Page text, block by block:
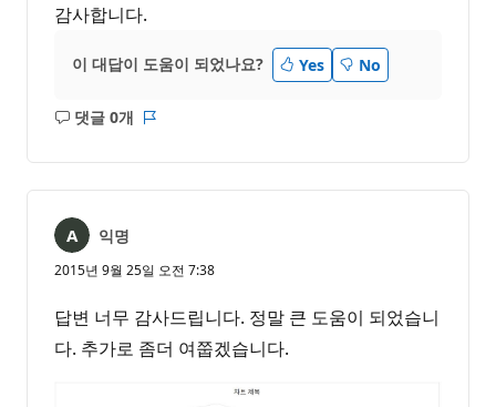
감사합니다.
이 대답이 도움이 되었나요? Yes No
댓글 0개
설
음
익명
2015년 9월 25일 오전 7:38
답변 너무 감사드립니다. 정말 큰 도움이 되었습니
다. 추가로 좀더 여쭙겠습니다.